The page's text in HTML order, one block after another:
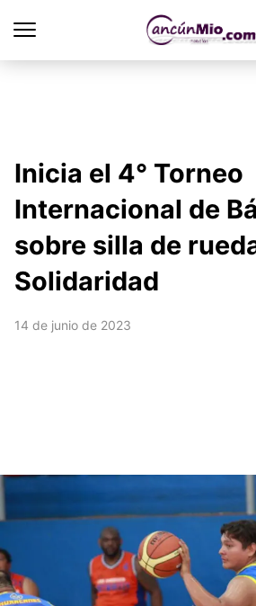
Inicia el 4° Torneo
Internacional de
sobre silla de
Solidaridad
14 de junio de 2023